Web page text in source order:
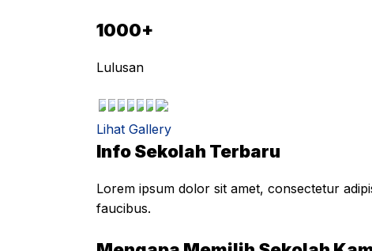
1000+
Lulusan
Lihat Gallery
Info Sekolah Terbaru
Lorem ipsum dolor sit amet, consectetur
faucibus.